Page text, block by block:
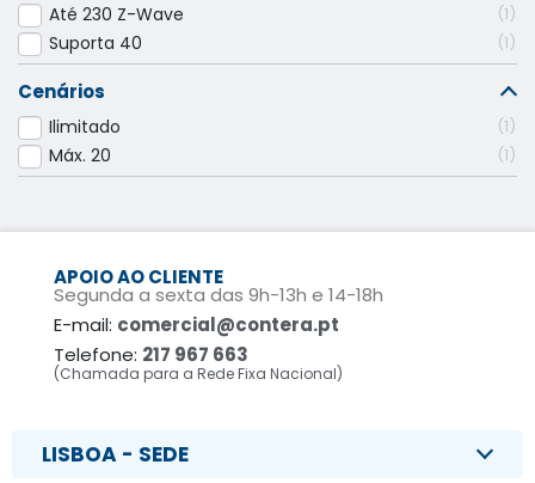
Até 230 Z-Wave 1
Suporta 40 1
Cenários
Ilimitado 1
Máx. 20 1
APOIO AO CLIENTE
Segunda a sexta das 9h-13h e 14-18h
E-mail: comercial@contera.pt
Telefone: 217 967 663
(Chamada para a Rede Fixa Nacional)
LISBOA - SEDE